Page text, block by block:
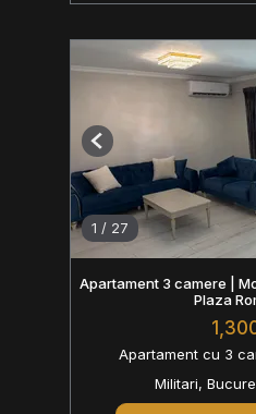
1 / 27
Previous
Apartament 3 camere |
Plaza
Apartament cu 3
Militari,